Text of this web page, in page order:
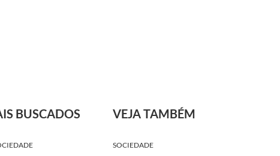
BUSCADOS VEJA TAMBÉM
SOCIEDADE